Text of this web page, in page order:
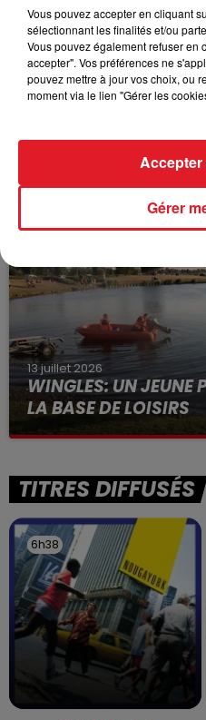
15 juillet 2026
BÉTHUNE: ENQUÊTE
Selon les premiers
à des prostituées
13 juillet 2026
WINGLES: UN JEUNE
LA BASE DE LOISIRS
La victime a coulé à pic
TITRES DIFFUSÉS
6h38
6h38
Vous pouvez accepter en cliquant
sélectionnant les finalités et/ou
Vous pouvez également refuser en
accepter". Vos préférences ne
pouvez mettre à jour vos choix, ou
moment via le lien "Gérer les
Gérer
Accepter